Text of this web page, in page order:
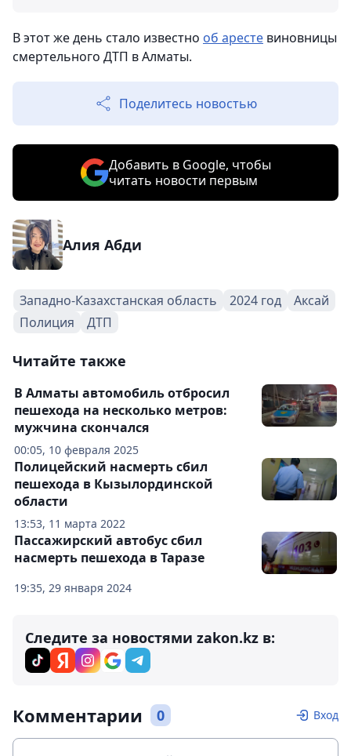
В этот же день стало известно об аресте виновницы
смертельного ДТП в Алматы.
Поделитесь новостью
Добавить в Google, чтобы
читать новости первым
Алия Абди
Западно-Казахстанская область 2024 год
Аксай
Полиция
ДТП
Читайте также
00:05, 10 февраля 2025
В Алматы автомобиль отбросил
пешехода на несколько метров:
мужчина скончался
13:53, 11 марта 2022
Полицейский насмерть сбил
пешехода в Кызылординской
области
19:35, 29 января 2024
Пассажирский автобус сбил
насмерть пешехода в Таразе
Следите за новостями zakon.kz в:
Комментарии 0 Вход